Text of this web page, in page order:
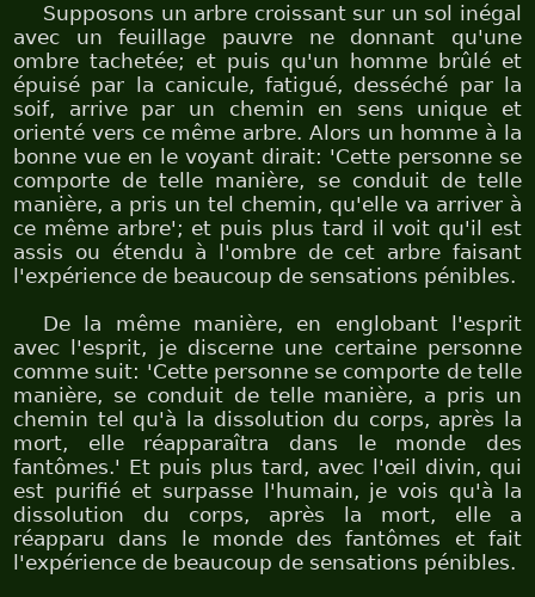
Supposons un arbre croissant sur un sol inégal
avec un feuillage pauvre ne donnant qu'une
ombre tachetée; et puis qu'un homme brûlé et
épuisé par la canicule, fatigué, desséché par la
soif, arrive par un chemin en sens unique et
orienté vers ce même arbre. Alors un homme à la
bonne vue en le voyant dirait: 'Cette personne se
comporte de telle manière, se conduit de telle
manière, a pris un tel chemin, qu'elle va arriver à
ce même arbre'; et puis plus tard il voit qu'il est
assis ou étendu à l'ombre de cet arbre faisant
l'expérience de beaucoup de sensations pénibles.
De la même manière, en englobant l'esprit
avec l'esprit, je discerne une certaine personne
comme suit: 'Cette personne se comporte de telle
manière, se conduit de telle manière, a pris un
chemin tel qu'à la dissolution du corps, après la
mort, elle réapparaîtra dans le monde des
fantômes.' Et puis plus tard, avec l'œil divin, qui
est purifié et surpasse l'humain, je vois qu'à la
dissolution du corps, après la mort, elle a
réapparu dans le monde des fantômes et fait
l'expérience de beaucoup de sensations pénibles.